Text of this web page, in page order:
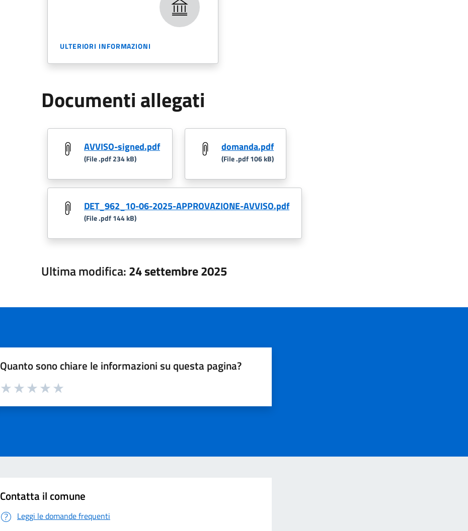
ULTERIORI INFORMAZIONI
Documenti allegati
AVVISO-signed.pdf
(File .pdf 234 kB)
domanda.pdf
(File .pdf 106 kB)
DET_962_10-06-2025-APPROVAZIONE-AVVISO.pdf
(File .pdf 144 kB)
Ultima modifica:24 settembre 2025
Quanto sono chiare le informazioni su questa pagina?
Contatta il comune
Leggi le domande frequenti